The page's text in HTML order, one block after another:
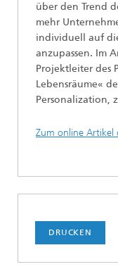
über den Trend
mehr
individuell auf
anzupassen. Im
Projektleiter des
Lebensräume«
Personalization,
Zum online Artikel
DRUCKEN